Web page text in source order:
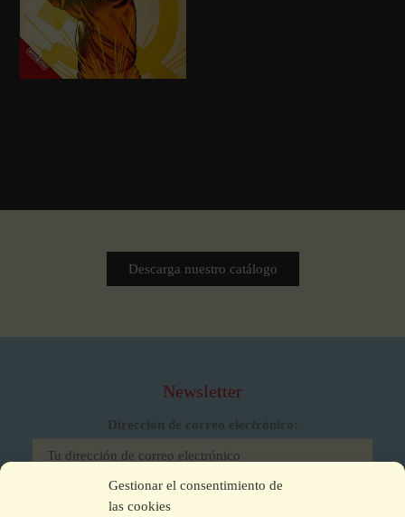
Gestionar el consentimiento de
las cookies
Descarga nuestro catálogo
Newsletter
Dirección de correo electrónico:
He leído y acepto los términos y condiciones